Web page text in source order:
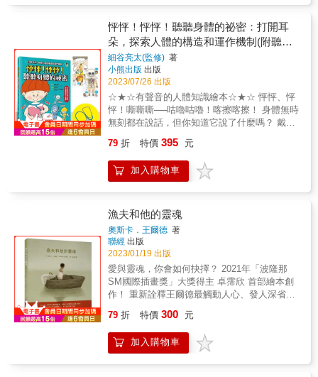
式，創造屬於自己、獨一無二的情緒急救
箱！」―― 臨床心理師、「當心理師遇見繪
本」主理人 黃宜珊 &bull;「調節情緒需要夥
伴，而彩色怪獸絕對是小朋友的最佳夥伴！」
囉，天天做咖哩飯給他吃， 而且還要吃肉咖哩
&hellip;&hellip;可是哪裡有肉呢？ 這次野貓軍
團遇到凶猛的大老虎，能夠逃過一劫、平安無
事嗎？ 《野貓軍團吃蛋糕》 當野貓軍團遇上螞
蟻軍團！ 展開驚奇的地下冒險。 無辜被捲入的
瑪米竟然成了大英雄，了野貓軍團！ 這是汪汪
開的蛋糕店。 野貓軍團正在外面偷看
&hellip;&hellip;他們好想吃蛋糕。 野貓軍團偷
偷摸摸的靠近蛋糕店，想看清楚蛋糕是怎麼做
的。 一個不小心，踩到了正在偷搬蛋糕屑的螞
團，和在一旁澆花的瑪米發射了「蟻波光
束」！ 被擊中蟻波光束的野貓軍團和瑪米會變
成什麼樣子？又會展開什麼樣的驚奇冒險呢？
《野貓軍團拉麵店》 野貓軍團偷跑進拉麵店，
人， 竟也引來了凶暴的怪獸！ 這是汪汪開的拉
麵店。 野貓軍團正在外面偷看&hellip;&hellip;
把拉麵的作法記下來吧！喵── 就像平常那樣，
他們趁著關店的時候偷跑進店裡，想偷煮拉麵
來吃。 這時，卻突然來了一群飢腸轆轆的猴子
客人，還帶著一顆魔法石， 沒想到他們正在躲
避摧毀村莊的怪獸&hellip;&hellip; 「嘎吼──」
面對凶暴的怪獸，野貓軍團跟著客人一起逃跑
&hellip;&hellip; 他們該怎麼辦呢？他們會一起
軍團好想去海上旅行， 半夜偷偷的登上汪汪的
大船， 沒想到這時&hellip;&hellip;海盜出現
了！ 這是汪汪的大船。 野貓軍團正在看著
路上， 遇到了一位神祕的「旅行大叔」， 大叔
請他吃了這個世界上最美味的食物──麵包！ 飯
糰男孩被麵包柔軟、豐富的口感，感動得說不
出話， 就在那刻起，他決定要變身為全新的自
己， 尋找世界上最好吃的麵包！ ★勇敢選擇新
的人生道路，是一種充滿希望的快樂冒險！ 發
現「麵包原來是這麼美味呀！」的飯糰男孩，
換上新裝，到世界各地去尋找各種好吃的麵
包！ 發掘的美味食物越多，生活就會越開心
喔！ 引導孩子找到自己的學習動機，勇敢嘗
伴！ 【適讀年齡】 文字附注音 ▲3~6歲親子共
讀；6歲以上自己閱讀。 ▲適合親子共讀，也
適合孩子自己讀。 &
怦怦！怦怦！聽聽身體的祕密：打開耳
朵，探索人體的構造和運作機制(附聽診
器玩具＋雙面人體海報)
細谷亮太(監修) 著
小熊出版 出版
2023/07/26 出版
☆★☆有聲音的人體知識繪本☆★☆ 怦怦、怦
怦！嘶嘶嘶──咕嚕咕嚕！喀擦喀擦！ 身體無時
無刻都在說話，但你知道它說了什麼嗎？ 戴上
& ◎附【聽診器玩具】，可按書中指示操作，
實際聽見身體的聲音 ◎附【雙面人體海報】
（尺寸35 x 67.5cm），一面骨骼一面內臟，清
★詳盡圖解知識繪本＋可實際使用聽診器玩具
＝印象最深刻的人體探索之旅！ ★戴上聽診器
玩醫師遊戲，藉由角色扮演理解醫師職業，不
再害怕看醫師！ & 把耳朵貼在家人的胸口，可
以聽到心臟怦怦跳動的聲音；飢餓的時候，肚
子會咕嚕咕嚕叫個不停；喝水時，水隨著咕嘟
咕嘟的聲音流下喉嚨；轉動手腕或彎折手指，
關節就會劈啪作響──身體經常發出各種聲音，
來跟我們「說話」，但你有沒有認真傾聽過它
的資產，然而大多數人卻對它不太了解，翻開
《怦怦！怦怦！聽聽身體的祕密》，來認識身
體的構造與運作方式，並仔細傾聽身體要告訴
79 折 特價 395 元
加入購物車
漁夫和他的靈魂
奧斯卡．王爾德 著
聯經 出版
2023/01/19 出版
愛與靈魂，你會如何抉擇？ 2021年「波隆那
SM國際插畫獎」大獎得主 卓霈欣 首部繪本創
作！ 重新詮釋王爾德最觸動人心、發人深省的
將漁網撒向大海。這天傍晚，漁網好沉好重，
年輕的漁夫差一點就收不回網。他使盡全力地
拉，漁網終於被拖出了水面。但是網裡一條魚
79 折 特價 300 元
加入購物車